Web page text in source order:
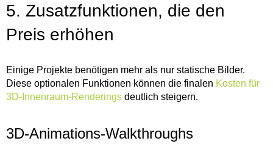
5. Zusatzfunktionen, die den
Preis erhöhen
Einige Projekte benötigen mehr als nur statische Bilder.
Diese optionalen Funktionen können die finalen Kosten für
3D-Innenraum-Renderings deutlich steigern.
3D-Animations-Walkthroughs